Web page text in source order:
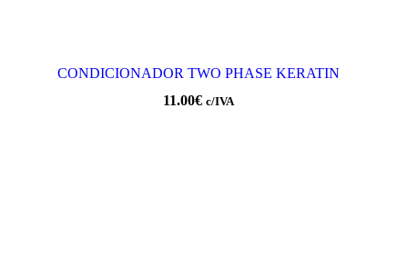
CONDICIONADOR TWO PHASE KERATIN
11.00€ c/IVA